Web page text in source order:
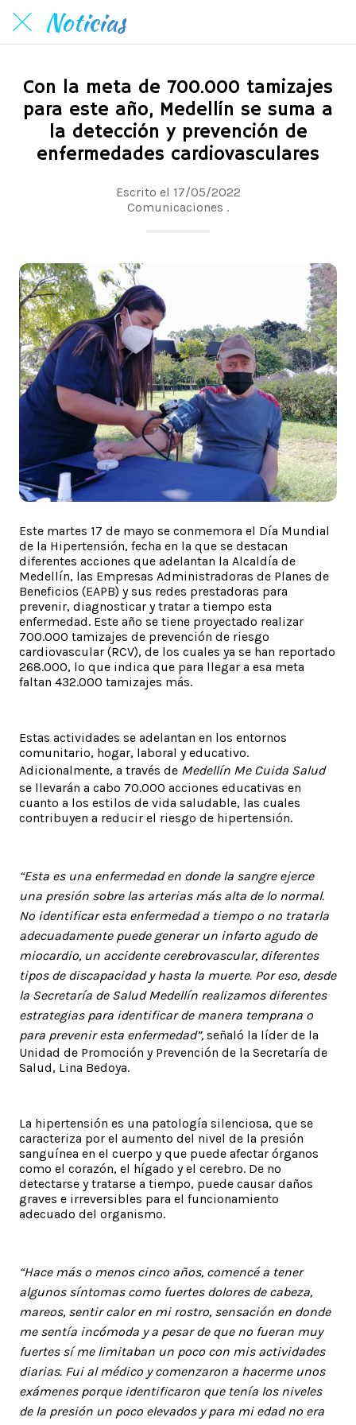
Noticias
Con la meta de 700.000 tamizajes
para este año, Medellín se suma a
la detección y prevención de
enfermedades cardiovasculares
Escrito el 17/05/2022
Comunicaciones .
Este martes 17 de mayo se conmemora el Día Mundial
de la Hipertensión, fecha en la que se destacan
diferentes acciones que adelantan la Alcaldía de
Medellín, las Empresas Administradoras de Planes de
Beneficios (EAPB) y sus redes prestadoras para
prevenir, diagnosticar y tratar a tiempo esta
enfermedad. Este año se tiene proyectado realizar
700.000 tamizajes de prevención de riesgo
cardiovascular (RCV), de los cuales ya se han reportado
268.000, lo que indica que para llegar a esa meta
faltan 432.000 tamizajes más.
Estas actividades se adelantan en los entornos
comunitario, hogar, laboral y educativo.
Adicionalmente, a través de Medellín Me Cuida Salud
se llevarán a cabo 70.000 acciones educativas en
cuanto a los estilos de vida saludable, las cuales
contribuyen a reducir el riesgo de hipertensión.
“Esta es una enfermedad en donde la sangre ejerce
una presión sobre las arterias más alta de lo normal.
No identificar esta enfermedad a tiempo o no tratarla
adecuadamente puede generar un infarto agudo de
miocardio, un accidente cerebrovascular, diferentes
tipos de discapacidad y hasta la muerte. Por eso, desde
la Secretaría de Salud Medellín realizamos diferentes
estrategias para identificar de manera temprana o
para prevenir esta enfermedad”, señaló la líder de la
Unidad de Promoción y Prevención de la Secretaría de
Salud, Lina Bedoya.
La hipertensión es una patología silenciosa, que se
caracteriza por el aumento del nivel de la presión
sanguínea en el cuerpo y que puede afectar órganos
como el corazón, el hígado y el cerebro. De no
detectarse y tratarse a tiempo, puede causar daños
graves e irreversibles para el funcionamiento
adecuado del organismo.
“Hace más o menos cinco años, comencé a tener
algunos síntomas como fuertes dolores de cabeza,
mareos, sentir calor en mi rostro, sensación en donde
me sentía incómoda y a pesar de que no fueran muy
fuertes sí me limitaban un poco con mis actividades
diarias. Fui al médico y comenzaron a hacerme unos
exámenes porque identificaron que tenía los niveles
de la presión un poco elevados y para mi edad no era